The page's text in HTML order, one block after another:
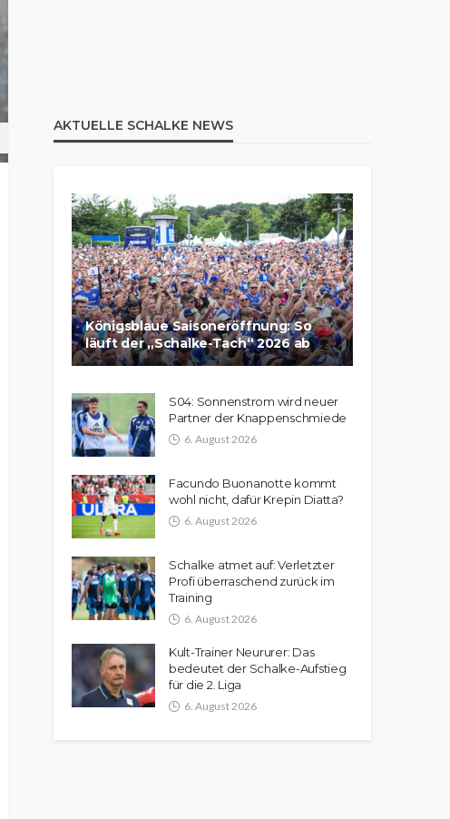
AKTUELLE SCHALKE NEWS
Königsblaue Saisoneröffnung: So
läuft der „Schalke-Tach“ 2026 ab
S04: Sonnenstrom wird neuer
Partner der Knappenschmiede
6. August 2026
Facundo Buonanotte kommt
wohl nicht, dafür Krepin Diatta?
6. August 2026
Schalke atmet auf: Verletzter
Profi überraschend zurück im
Training
6. August 2026
Kult-Trainer Neururer: Das
bedeutet der Schalke-Aufstieg
für die 2. Liga
6. August 2026